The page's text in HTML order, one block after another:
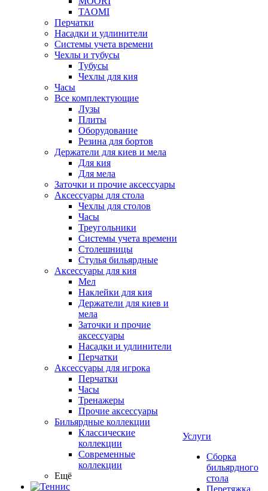
TAOMI
Перчатки
Насадки и удлинители
Системы учета времени
Чехлы и тубусы
Тубусы
Чехлы для кия
Часы
Все комплектующие
Лузы
Плиты
Оборудование
Резина для бортов
Держатели для киев и мела
Для кия
Для мела
Заточки и прочие аксессуары
Аксессуары для стола
Чехлы для столов
Часы
Треугольники
Системы учета времени
Столешницы
Стулья бильярдные
Аксессуары для кия
Мел
Наклейки для кия
Держатели для киев и
мела
Заточки и прочие
аксессуары
Насадки и удлинители
Перчатки
Аксессуары для игрока
Перчатки
Часы
Тренажеры
Прочие аксессуары
Бильярдные коллекции
Классические
коллекции
Современные
коллекции
Ещё
Услуги
Сборка
бильярдного
стола
Перетяжка